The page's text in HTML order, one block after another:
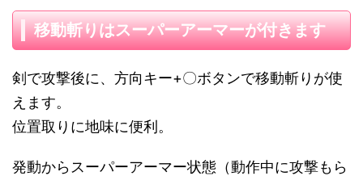
移動斬りはスーパーアーマーが付きます
剣で攻撃後に、方向キー+〇ボタンで移動斬りが使
えます。
位置取りに地味に便利。
発動からスーパーアーマー状態（動作中に攻撃もら